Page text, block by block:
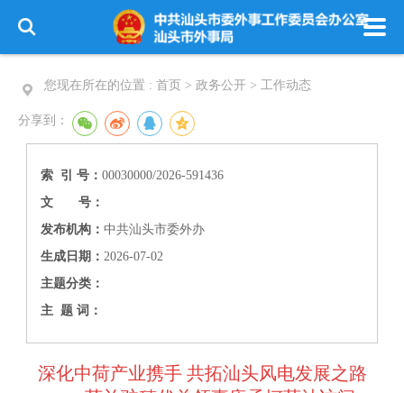
您现在所在的位置 : 首页 > 政务公开 > 工作动态
分享到：
索 引 号：00030000/2026-591436
文 号：
发布机构：中共汕头市委外办
生成日期：2026-07-02
主题分类：
主 题 词：
深化中荷产业携手 共拓汕头风电发展之路